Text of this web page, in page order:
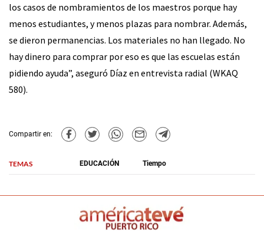
los casos de nombramientos de los maestros porque hay
menos estudiantes, y menos plazas para nombrar. Además,
se dieron permanencias. Los materiales no han llegado. No
hay dinero para comprar por eso es que las escuelas están
pidiendo ayuda”, aseguró Díaz en entrevista radial (WKAQ
580).
Compartir en:
TEMAS EDUCACIÓN Tiempo